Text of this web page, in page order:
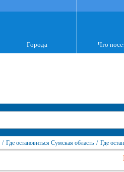
Города Что
/ Где остановиться Сумская область / Где